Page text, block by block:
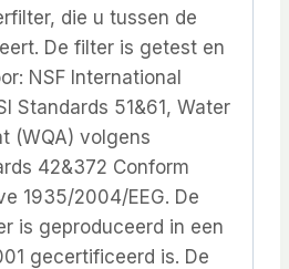
die u tussen de
De filter is getest en
NSF International
Standards 51&61, Water
(WQA) volgens
42&372 Conform
1935/2004/EEG. De
is geproduceerd in een
gecertificeerd is. De